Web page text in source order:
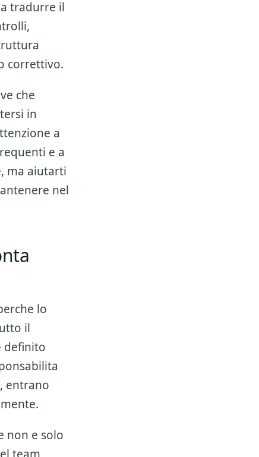
tradurre il
correttivo.
che
in
a
e a
ma aiutarti
nel
lo
il
definito
entrano
non e solo